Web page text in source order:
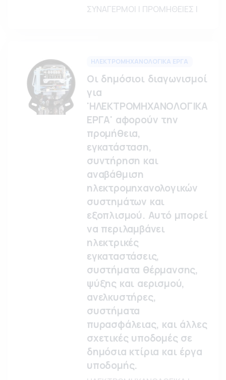
ΣΥΝΑΓΕΡΜΟΙ | ΠΡΟΜΗΘΕΙΕΣ |
ΗΛΕΚΤΡΟΜΗΧΑΝΟΛΟΓΙΚΑ ΕΡΓΑ
Οι δημόσιοι διαγωνισμοί
για
'ΗΛΕΚΤΡΟΜΗΧΑΝΟΛΟΓΙΚΑ
ΕΡΓΑ' αφορούν την
προμήθεια,
εγκατάσταση,
συντήρηση και
αναβάθμιση
ηλεκτρομηχανολογικών
συστημάτων και
εξοπλισμού. Αυτό μπορεί
να περιλαμβάνει
ηλεκτρικές
εγκαταστάσεις,
συστήματα θέρμανσης,
ψύξης και αερισμού,
ανελκυστήρες,
συστήματα
πυρασφάλειας, και άλλες
σχετικές υποδομές σε
δημόσια κτίρια και έργα
υποδομής.